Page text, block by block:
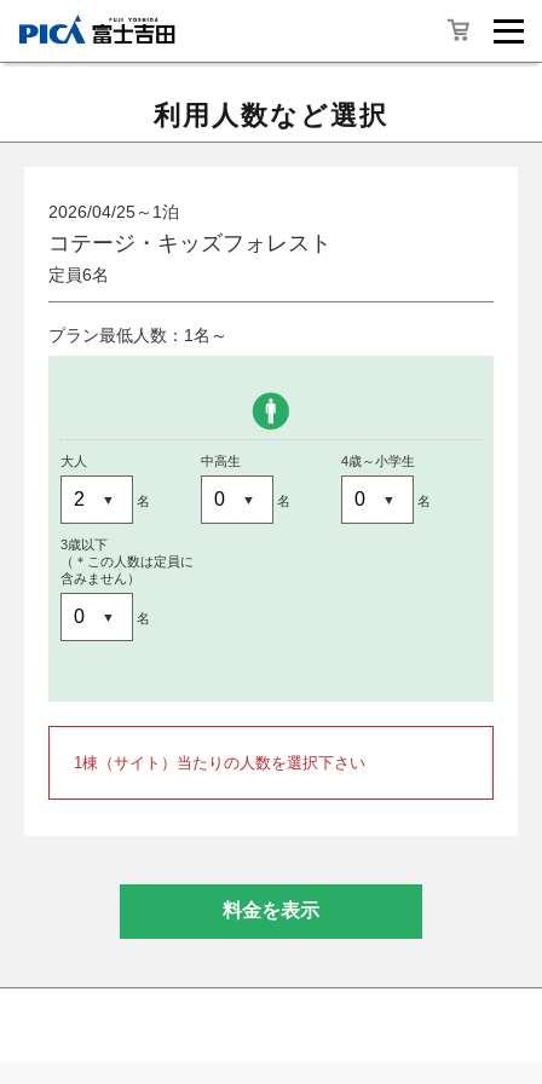
利用人数など選択
2026/04/25～1泊
コテージ・キッズフォレスト
定員6名
プラン最低人数：1名～
大人
名
中高生
名
4歳～小学生
名
3歳以下
（＊この人数は定員に
含みません）
名
1棟（サイト）当たりの人数を選択下さい
料金を表示